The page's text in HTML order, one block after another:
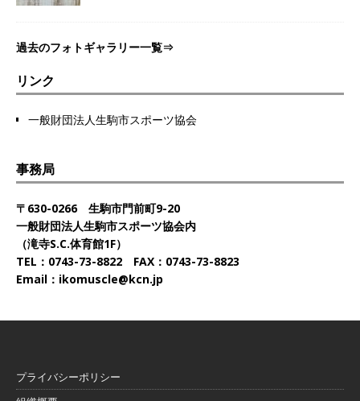
過去のフォトギャラリー一覧⇒
リンク
一般財団法人生駒市スポーツ協会
事務局
〒630-0266 生駒市門前町9-20
一般財団法人生駒市スポーツ協会内
（滝寺S.C.体育館1F）
TEL：0743-73-8822 FAX：0743-73-8823
Email：ikomuscle@kcn.jp
プライバシーポリシー